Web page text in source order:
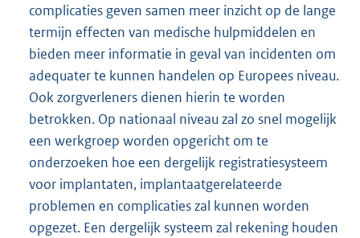
complicaties geven samen meer inzicht op de lange
termijn effecten van medische hulpmiddelen en
bieden meer informatie in geval van incidenten om
adequater te kunnen handelen op Europees niveau.
Ook zorgverleners dienen hierin te worden
betrokken. Op nationaal niveau zal zo snel mogelijk
een werkgroep worden opgericht om te
onderzoeken hoe een dergelijk registratiesysteem
voor implantaten, implantaatgerelateerde
problemen en complicaties zal kunnen worden
opgezet. Een dergelijk systeem zal rekening houden